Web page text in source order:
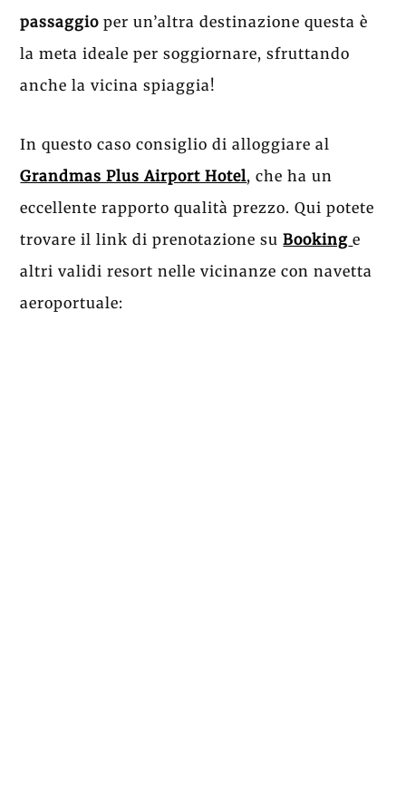
passaggio per un’altra destinazione questa è
la meta ideale per soggiornare, sfruttando
anche la vicina spiaggia!
In questo caso consiglio di alloggiare al
Grandmas Plus Airport Hotel, che ha un
eccellente rapporto qualità prezzo. Qui potete
trovare il link di prenotazione suBooking e
altri validi resort nelle vicinanze con navetta
aeroportuale: